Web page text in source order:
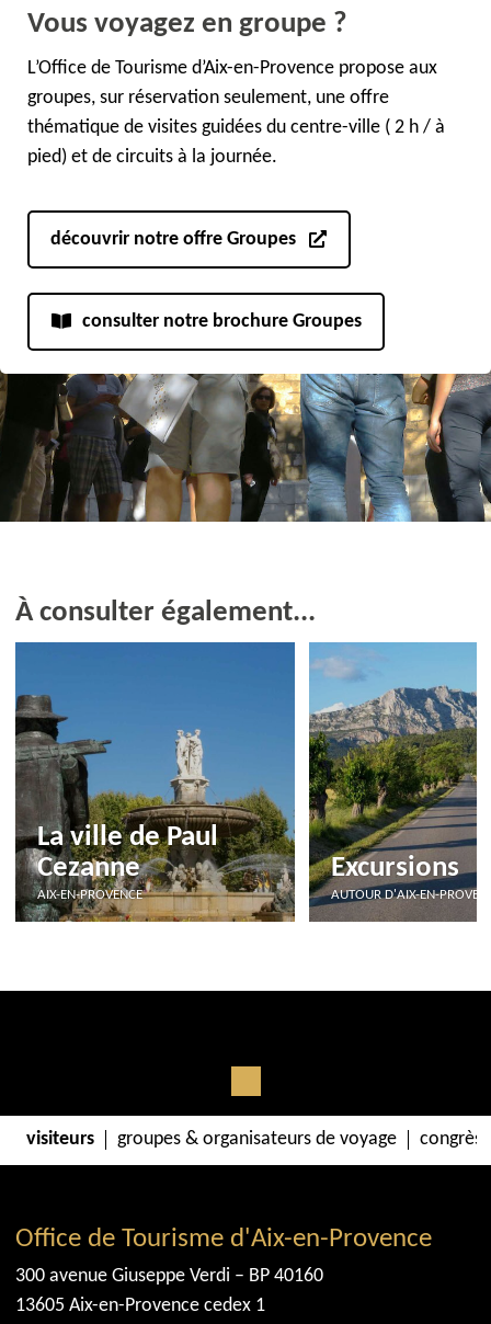
Vous voyagez en groupe ?
L’Office de Tourisme d’Aix-en-Provence propose aux
groupes, sur réservation seulement, une offre
thématique de visites guidées du centre-ville ( 2 h / à
pied) et de circuits à la journée.
découvrir notre offre Groupes
consulter notre brochure Groupes
À consulter également...
La ville de Paul
Cezanne
AIX-EN-PROVENCE
Excursions
AUTOUR D'AIX-EN-
visiteurs groupes & organisateurs de voyage congrès
Office de Tourisme d'Aix-en-Provence
300 avenue Giuseppe Verdi – BP 40160
13605 Aix-en-Provence cedex 1